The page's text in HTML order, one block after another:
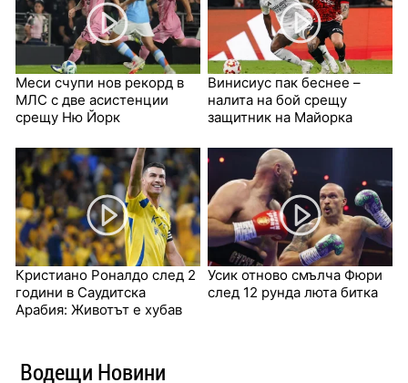
Меси счупи нов рекорд в
МЛС с две асистенции
срещу Ню Йорк
Винисиус пак беснее –
налита на бой срещу
защитник на Майорка
Кристиано Роналдо след 2
години в Саудитска
Арабия: Животът е хубав
Усик отново смълча Фюри
след 12 рунда люта битка
Водещи Новини